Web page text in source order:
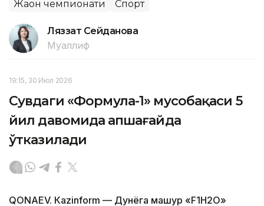
Жаҳон чемпионати Спорт
Ляззат Сейданова
Муаллиф
19:15, 30 Июл 2026
Сувдаги «Формула-1» мусобақаси 5
йил давомида Қапшағайда
ўтказилади
QONAEV. Кazinform — Дунёга машҳур «F1H2O»